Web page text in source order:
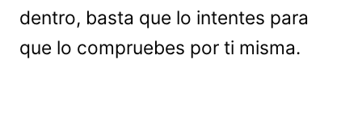
dentro, basta que lo intentes para
que lo compruebes por ti misma.